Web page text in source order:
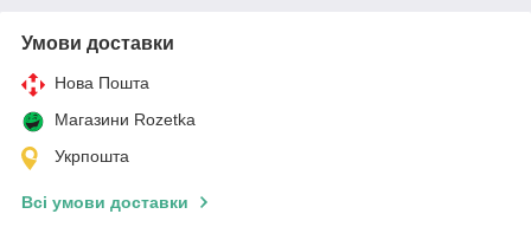
Умови доставки
Нова Пошта
Магазини Rozetka
Укрпошта
Всі умови доставки